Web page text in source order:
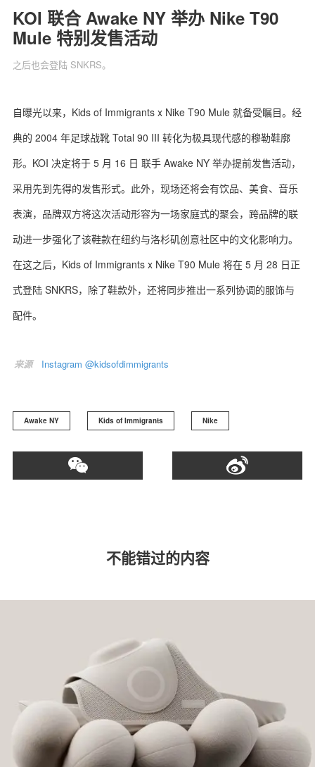
KOI 联合 Awake NY 举办 Nike T90
Mule 特别发售活动
之后也会登陆 SNKRS。
自曝光以来，Kids of Immigrants x Nike T90 Mule 就备受瞩目。经
典的 2004 年足球战靴 Total 90 III 转化为极具现代感的穆勒鞋廓
形。KOI 决定将于 5 月 16 日 联手 Awake NY 举办提前发售活动，
采用先到先得的发售形式。此外，现场还将会有饮品、美食、音乐
表演，品牌双方将这次活动形容为一场家庭式的聚会，跨品牌的联
动进一步强化了该鞋款在纽约与洛杉矶创意社区中的文化影响力。
在这之后，Kids of Immigrants x Nike T90 Mule 将在 5 月 28 日正
式登陆 SNKRS，除了鞋款外，还将同步推出一系列协调的服饰与
配件。
来源 Instagram @kidsofdimmigrants
Awake NY Kids of Immigrants Nike
不能错过的内容